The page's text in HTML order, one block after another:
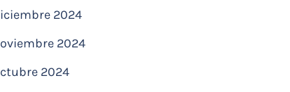
2024
2024
2024